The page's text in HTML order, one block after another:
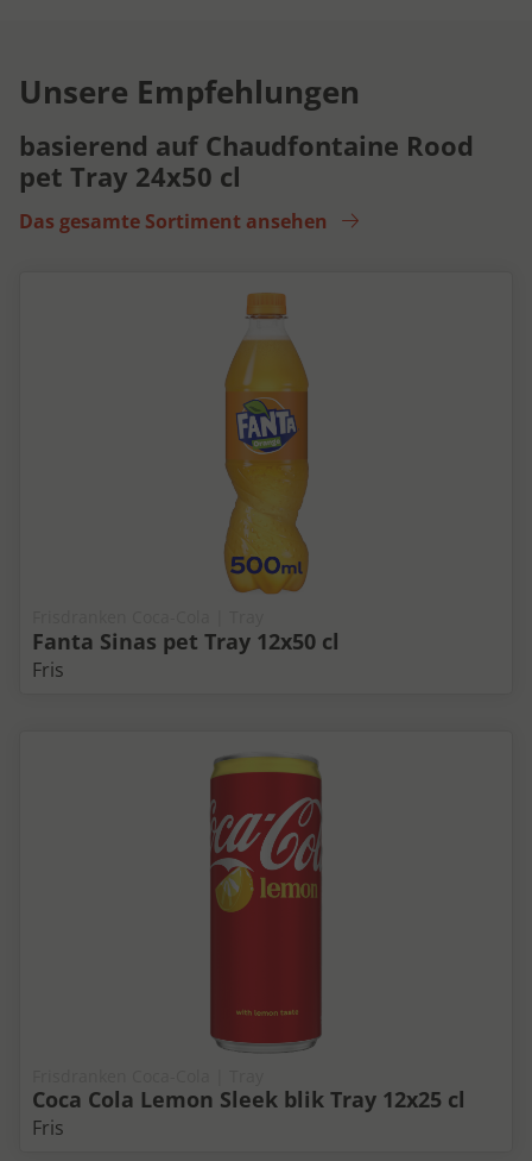
Unsere Empfehlungen
basierend auf Chaudfontaine Rood
pet Tray 24x50 cl
Das gesamte Sortiment ansehen
Fanta Sinas pet Tray 12x50 cl
Fris
Coca Cola Lemon Sleek blik Tray 12x25 cl
Fris